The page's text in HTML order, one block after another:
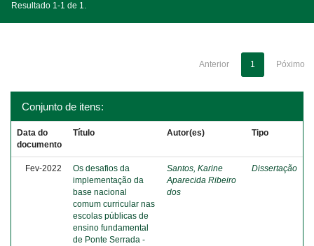
Resultado 1-1 de 1.
Anterior 1 Póximo
Conjunto de itens:
Data do
documento
Título Autor(es) Tipo
Fev-2022
Os desafios da
implementação da
base nacional
comum curricular nas
escolas públicas de
ensino fundamental
de Ponte Serrada -
Santos, Karine
Aparecida Ribeiro
dos
Dissertação